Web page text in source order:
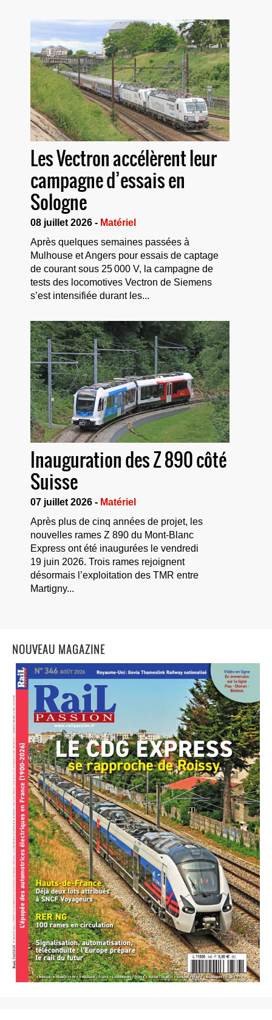
Les Vectron accélèrent leur
campagne d’essais en
Sologne
08 juillet 2026 - Matériel
Après quelques semaines passées à
Mulhouse et Angers pour essais de captage
de courant sous 25 000 V, la campagne de
tests des locomotives Vectron de Siemens
s’est intensifiée durant les...
Inauguration des Z 890 côté
Suisse
07 juillet 2026 - Matériel
Après plus de cinq années de projet, les
nouvelles rames Z 890 du Mont-Blanc
Express ont été inaugurées le vendredi
19 juin 2026. Trois rames rejoignent
désormais l’exploitation des TMR entre
Martigny...
NOUVEAU MAGAZINE